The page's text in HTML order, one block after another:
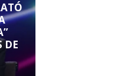
DE